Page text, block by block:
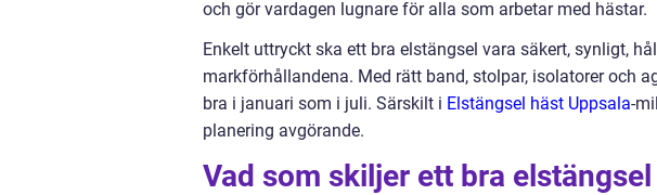
och gör vardagen lugnare för alla som arbetar med hästar.
Enkelt uttryckt ska ett bra elstängsel vara säkert, synligt,
markförhållandena. Med rätt band, stolpar, isolatorer och
bra i januari som i juli. Särskilt i Elstängsel häst Uppsala-
planering avgörande.
Vad som skiljer ett bra